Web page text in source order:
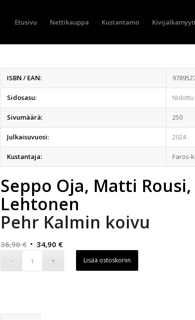
Etusivu Nettikauppa Kustantamo
ISBN / EAN:
Sidosasu: Nidottu
Sivumäärä: 250
Julkaisuvuosi: 2024
Kustantaja: Faros-
Seppo Oja, Matti
Lehtonen
Pehr Kalmin koivu
36,90€ Alkuperäinen
34,90 €Nykyinen
Lisää ostoskoriin